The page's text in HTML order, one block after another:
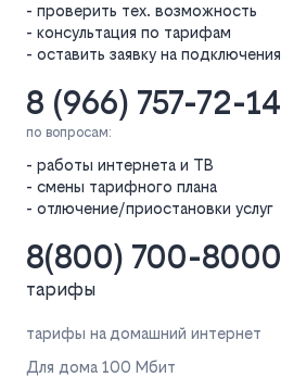
- проверить тех. возможность
- консультация по тарифам
- оставить заявку на подключения
8 (966) 757-72-14
по вопросам:
- работы интернета и ТВ
- смены тарифного плана
- отлючение/приостановки услуг
8(800) 700-8000
тарифы
тарифы на домашний интернет
Для дома 100 Мбит